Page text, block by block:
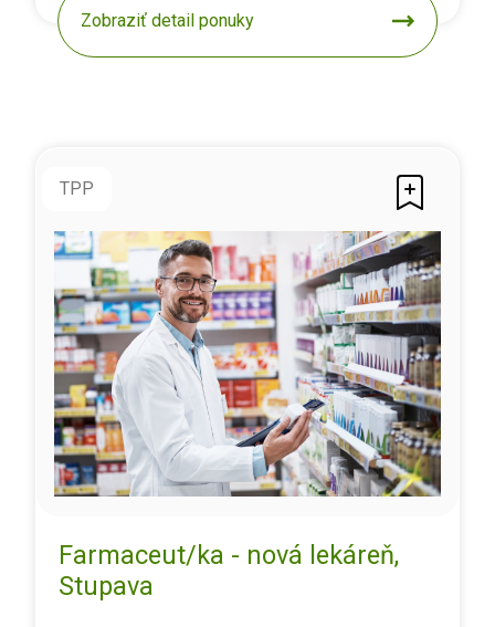
Zobraziť detail ponuky
TPP
Farmaceut/ka - nová lekáreň,
Stupava